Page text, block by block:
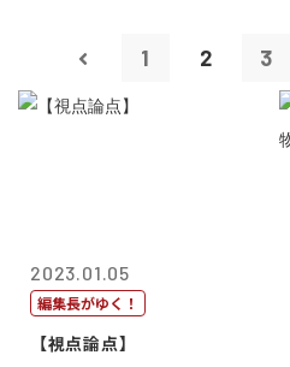
1 2 3
2023.01.05
編集長がゆく！
【視点論点】